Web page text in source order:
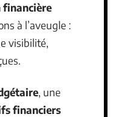
à l’aveugle :
visibilité,
, une
financiers